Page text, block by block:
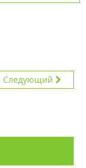
Следующий